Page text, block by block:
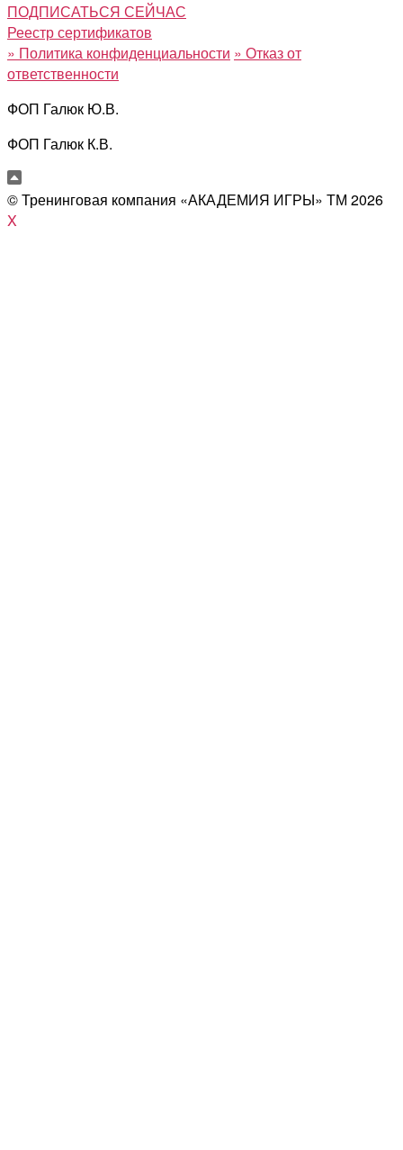
ПОДПИСАТЬСЯ СЕЙЧАС
Реестр сертификатов
» Политика конфиденциальности » Отказ от
ответственности
ФОП Галюк Ю.В.
ФОП Галюк К.В.
© Тренинговая компания «АКАДЕМИЯ ИГРЫ» ТМ 2026
X